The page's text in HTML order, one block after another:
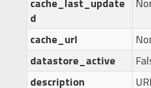
cache_last_update
d
cache_url
datastore_active
description